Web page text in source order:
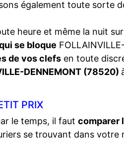
également toute sorte
heure et même la nuit
se bloque
de vos clefs en toute
DENNEMONT (78520)
PRIX
le temps, il faut comparer
se trouvant dans votre